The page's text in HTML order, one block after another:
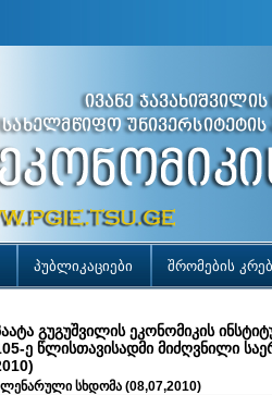
პუბლიკაციები შრომების
გუგუშვილის ეკონომიკის
ე წლისთავისადმი მიძღვნილი
სხდომა (08,07,2010)